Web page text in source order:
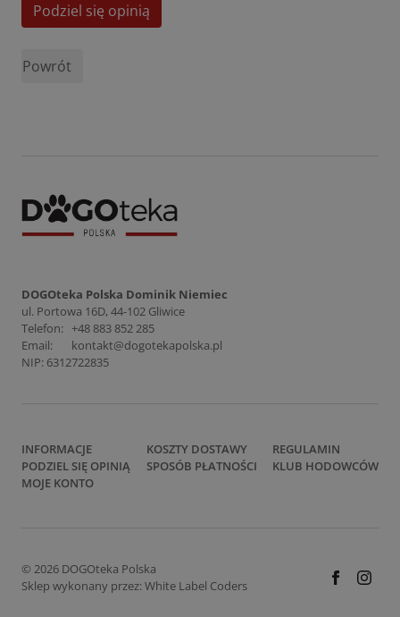
Podziel się opinią
Powrót
DOGOteka Polska Dominik Niemiec
ul. Portowa 16D, 44-102 Gliwice
Telefon: +48 883 852 285
Email:
kontakt@dogotekapolska.pl
NIP: 6312722835
INFORMACJE
PODZIEL SIĘ OPINIĄ
MOJE KONTO
KOSZTY DOSTAWY
SPOSÓB PŁATNOŚCI
REGULAMIN
KLUB HODOWCÓW
© 2026 DOGOteka Polska
Sklep wykonany przez:White Label Coders